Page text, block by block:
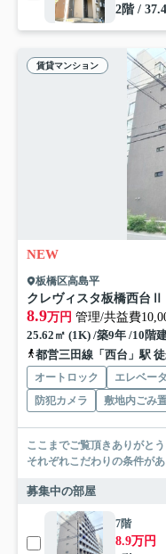
2階 /
賃貸マンション
NEW
板橋区高島平
クレヴィスタ板橋西台Ⅱ
8.9万円 管理/共益費
25.62㎡ (1K) /築9年 /10階
都営三田線「西台」駅
オートロック エレベー
防犯カメラ
敷地内ごみ
ここまでご覧頂きありがとうございます。 お部
それぞれこだわりの条件が
募集中の部屋
7階
8.9万円